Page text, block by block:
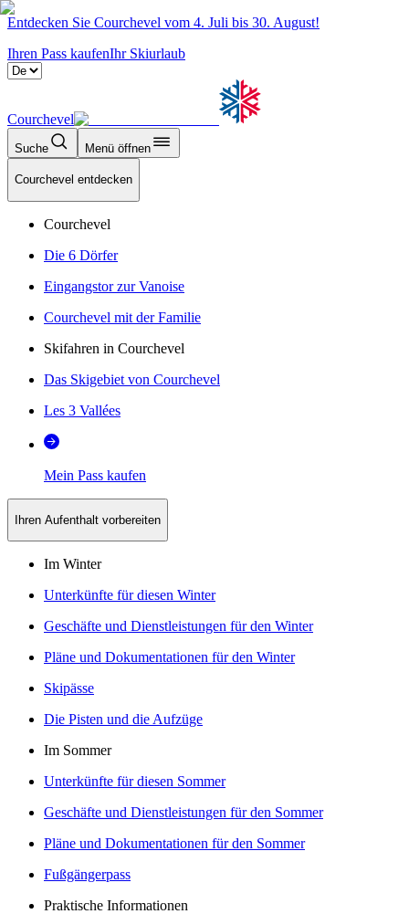
Entdecken Sie Courchevel vom 4. Juli bis 30. August!
Ihren Pass kaufenIhr Skiurlaub
Courchevel
Suche Menü öffnen
Courchevel entdecken
Courchevel
Die 6 Dörfer
Eingangstor zur Vanoise
Courchevel mit der Familie
Skifahren in Courchevel
Das Skigebiet von Courchevel
Les 3 Vallées
Mein Pass kaufen
Ihren Aufenthalt vorbereiten
Im Winter
Unterkünfte für diesen Winter
Geschäfte und Dienstleistungen für den Winter
Pläne und Dokumentationen für den Winter
Skipässe
Die Pisten und die Aufzüge
Im Sommer
Unterkünfte für diesen Sommer
Geschäfte und Dienstleistungen für den Sommer
Pläne und Dokumentationen für den Sommer
Fußgängerpass
Praktische Informationen